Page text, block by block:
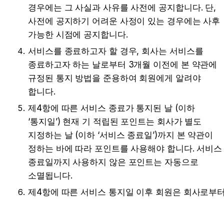
경우에는 그 사실과 사유를 사전에 공지합니다. 단,
사전에 공지하기 어려운 사정이 있는 경우에는 사후
가능한 시점에 공지합니다.
서비스를 종료하고자 할 경우, 회사는 서비스를
종료하고자 하는 날로부터 3개월 이전에 본 약관에
규정된 통지 방법을 준용하여 회원에게 알려야
합니다.
제4항에 따른 서비스 종료가 통지된 날 (이하
‘통지일’) 현재 기 적립된 포인트는 회사가 별도
지정하는 날 (이하 ‘서비스 종료일’)까지 본 약관이
정하는 바에 따라 포인트를 사용해야 합니다. 서비스
종료일까지 사용하지 않은 포인트는 자동으로
소멸됩니다.
제4항에 따른 서비스 통지일 이후 회원은 회사로부